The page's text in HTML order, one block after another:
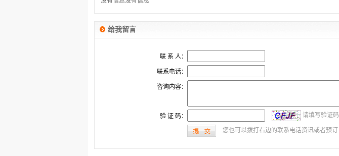
给我留言
联 系 人：
联系电话：
咨询内容：
验 证 码： 请填写验证码
您也可以拨打右边的联系电话资讯或者预订